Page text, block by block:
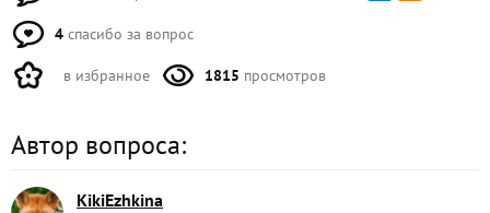
4 спасибо за вопрос
в избранное 1815 просмотров
Автор вопроса:
KikiEzhkina